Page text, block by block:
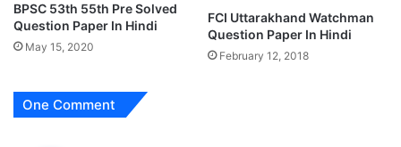
BPSC 53th 55th Pre Solved
Question Paper In Hindi
May 15, 2020
FCI Uttarakhand Watchman
Question Paper In Hindi
February 12, 2018
One Comment